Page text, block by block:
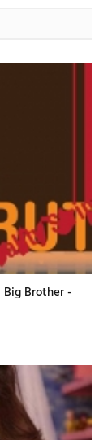
Big Brother -